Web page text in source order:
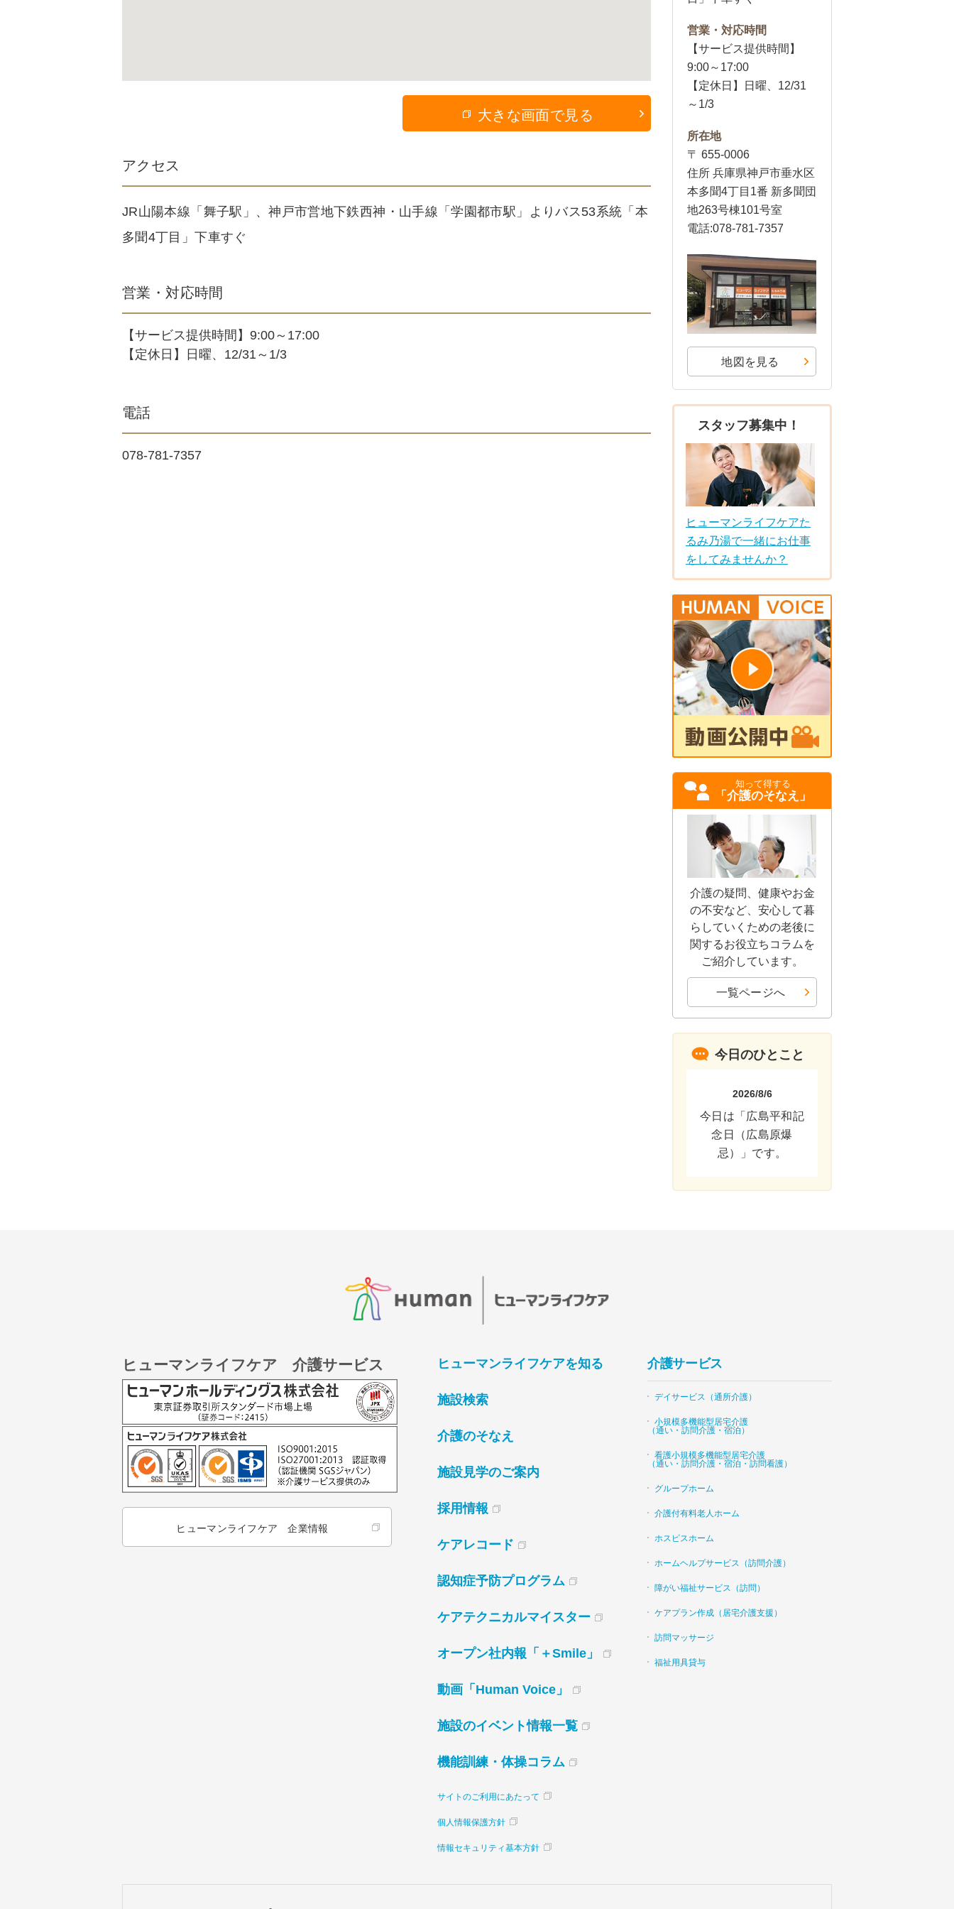
大きな画面で見る
アクセス
JR山陽本線「舞子駅」、神戸市営地下鉄西神・山手線「学園都市駅」よりバス53系統「本
多聞4丁目」下車すぐ
営業・対応時間
【サービス提供時間】9:00～17:00
【定休日】日曜、12/31～1/3
電話
078-781-7357
営業・対応時間
【サービス提供時間】
9:00～17:00
【定休日】日曜、12/31
～1/3
所在地
〒 655-0006
住所 兵庫県神戸市垂水区
本多聞4丁目1番 新多聞団
地263号棟101号室
電話:078-781-7357
地図を見る
スタッフ募集中！
ヒューマンライフケアた
るみ乃湯で一緒にお仕事
をしてみませんか？
知って得する
「介護のそなえ」
介護の疑問、健康やお金
の不安など、安心して暮
らしていくための老後に
関するお役立ちコラムを
ご紹介しています。
一覧ページへ
今日のひとこと
2026/8/6
今日は「広島平和記
念日（広島原爆
忌）」です。
ヒューマンライフケア 介護サービス
ヒューマンライフケア 企業情報
ヒューマンライフケアを知る
施設検索
介護のそなえ
施設見学のご案内
採用情報
ケアレコード
認知症予防プログラム
ケアテクニカルマイスター
オープン社内報「＋Smile」
動画「Human Voice」
施設のイベント情報一覧
機能訓練・体操コラム
サイトのご利用にあたって
個人情報保護方針
情報セキュリティ基本方針
介護サービス
デイサービス（通所介護）
小規模多機能型居宅介護
（通い・訪問介護・宿泊）
看護小規模多機能型居宅介護
（通い・訪問介護・宿泊・訪問看護）
グループホーム
介護付有料老人ホーム
ホスピスホーム
ホームヘルプサービス（訪問介護）
障がい福祉サービス（訪問）
ケアプラン作成（居宅介護支援）
訪問マッサージ
福祉用具貸与